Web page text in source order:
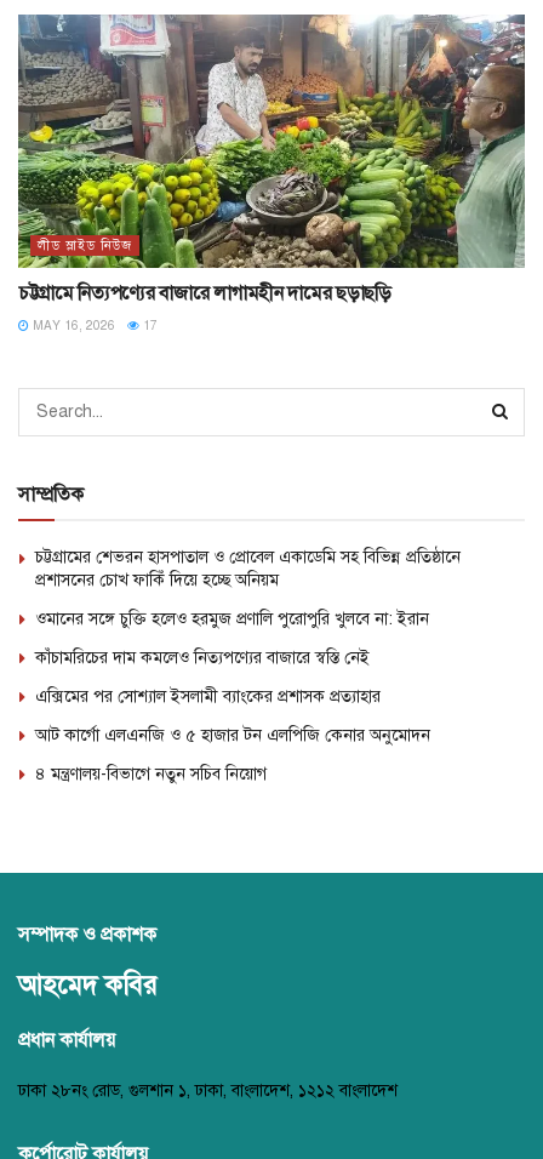
লীড স্লাইড নিউজ
চট্টগ্রামে নিত্যপণ্যের বাজারে লাগামহীন দামের ছড়াছড়ি
MAY 16, 2026 17
সাম্প্রতিক
চট্টগ্রামের শেভরন হাসপাতাল ও প্রোবেল একাডেমি সহ বিভিন্ন প্রতিষ্ঠানে
প্রশাসনের চোখ ফাকিঁ দিয়ে হচ্ছে অনিয়ম
ওমানের সঙ্গে চুক্তি হলেও হরমুজ প্রণালি পুরোপুরি খুলবে না: ইরান
কাঁচামরিচের দাম কমলেও নিত্যপণ্যের বাজারে স্বস্তি নেই
এক্সিমের পর সোশ্যাল ইসলামী ব্যাংকের প্রশাসক প্রত্যাহার
আট কার্গো এলএনজি ও ৫ হাজার টন এলপিজি কেনার অনুমোদন
৪ মন্ত্রণালয়-বিভাগে নতুন সচিব নিয়োগ
সম্পাদক ও প্রকাশক
আহমেদ কবির
প্রধান কার্যালয়
ঢাকা ২৮নং রোড, গুলশান ১, ঢাকা, বাংলাদেশ, ১২১২ বাংলাদেশ
কর্পোরোট কার্যালয়